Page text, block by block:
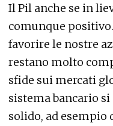
Il Pil anche se in
comunque
favorire le nostre
restano molto
sfide sui mercati
sistema bancario
solido, ad esempio